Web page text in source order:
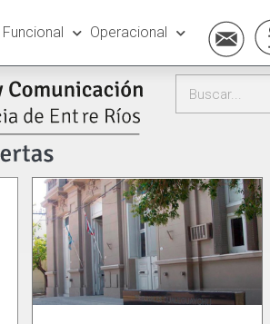
Funcional Operacional